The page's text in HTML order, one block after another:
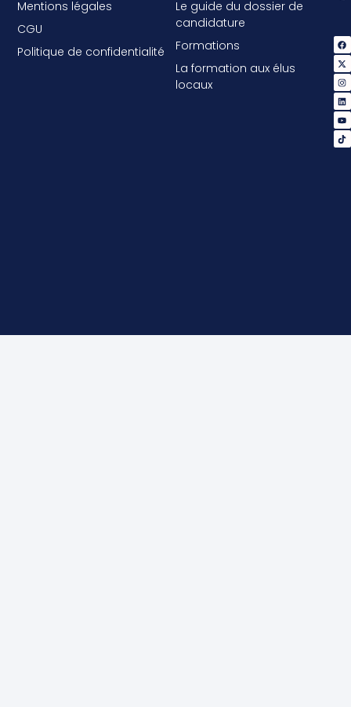
Le guide du dossier de
candidature
Formations
La formation aux élus
locaux
Mentions légales
CGU
Politique de confidentialité